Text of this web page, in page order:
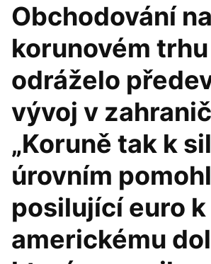
Obchodování na
korunovém
odráželo
vývoj v
„Koruně tak k
úrovním
posilující euro k
americkému